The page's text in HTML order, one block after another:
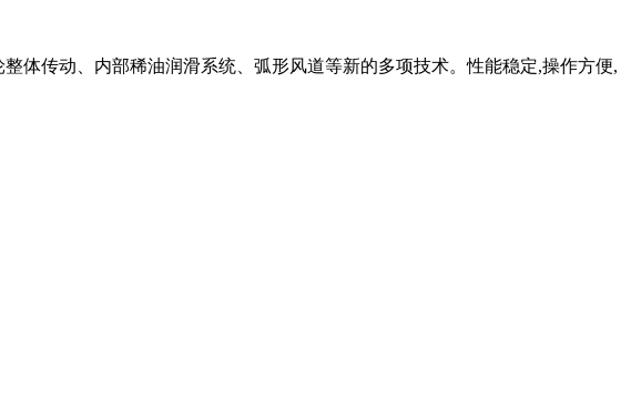
体传动、内部稀油润滑系统、弧形风道等新的多项技术。性能稳定,操作方便,